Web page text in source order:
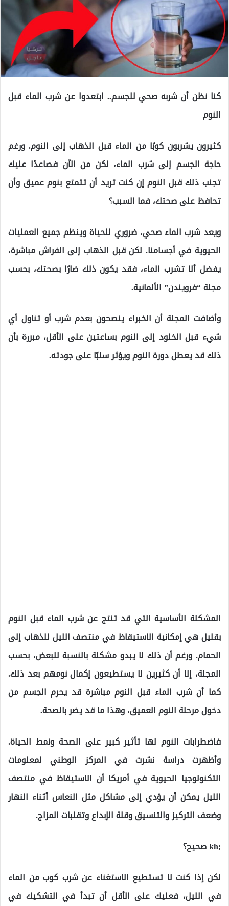
كنا نظن أن شربه صحي للجسم.. ابتعدوا عن شرب الماء قبل
النوم
كثيرون يشربون كوبًا من الماء قبل الذهاب إلى النوم. ورغم
حاجة الجسم إلى شرب الماء، لكن من الآن فصاعدًا عليك
تجنب ذلك قبل النوم إن كنت تريد أن تتمتع بنوم عميق وأن
تحافظ على صحتك، فما السبب؟
ويعد شرب الماء صحي، ضروري للحياة وينظم جميع العمليات
الحيوية في أجسامنا. لكن قبل الذهاب إلى الفراش مباشرة،
يفضل ألا تشرب الماء، فقد يكون ذلك ضارًا بصحتك، بحسب
مجلة “فرويندن” الألمانية.
وأضافت المجلة أن الخبراء ينصحون بعدم شرب أو تناول أي
شيء قبل الخلود إلى النوم بساعتين على الأقل، مبررة بأن
ذلك قد يعطل دورة النوم ويؤثر سلبًا على جودته.
المشكلة الأساسية التي قد تنتج عن شرب الماء قبل النوم
بقليل هي إمكانية الاستيقاظ في منتصف الليل للذهاب إلى
الحمام. ورغم أن ذلك لا يبدو مشكلة بالنسبة للبعض، بحسب
المجلة، إلا أن كثيرين لا يستطيعون إكمال نومهم بعد ذلك.
كما أن شرب الماء قبل النوم مباشرة قد يحرم الجسم من
دخول مرحلة النوم العميق، وهذا ما قد يضر بالصحة.
فاضطرابات النوم لها تأثير كبير على الصحة ونمط الحياة.
وأظهرت دراسة نشرت في المركز الوطني لمعلومات
التكنولوجيا الحيوية في أمريكا أن الاستيقاظ في منتصف
الليل يمكن أن يؤدي إلى مشاكل مثل النعاس أثناء النهار
وضعف التركيز والتنسيق وقلة الإبداع وتقلبات المزاج.
;kh صحيح؟
لكن إذا كنت لا تستطيع الاستغناء عن شرب كوب من الماء
في الليل، فعليك على الأقل أن تبدأ في التشكيك في